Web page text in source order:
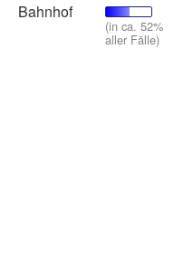
Bahnhof
(in ca. 52%
aller Fälle)